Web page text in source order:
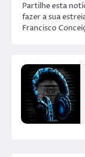
Partilhe esta
fazer a sua
Francisco